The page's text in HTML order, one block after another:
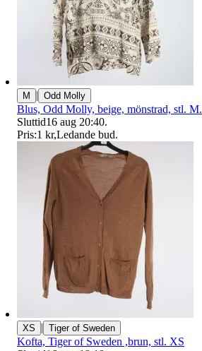
M | Odd Molly
Blus, Odd Molly, beige, mönstrad, stl. M.
Sluttid16 aug 20:40.
Pris:1 kr,Ledande bud.
XS | Tiger of Sweden
Kofta, Tiger of Sweden ,brun, stl. XS